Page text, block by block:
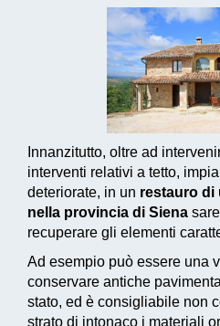
Innanzitutto, oltre ad
interventi relativi a tetto,
deteriorate, in un restauro di
nella provincia di Siena
recuperare gli elementi
Ad esempio può essere una
conservare antiche
stato, ed è consigliabile non
strato di intonaco i materiali